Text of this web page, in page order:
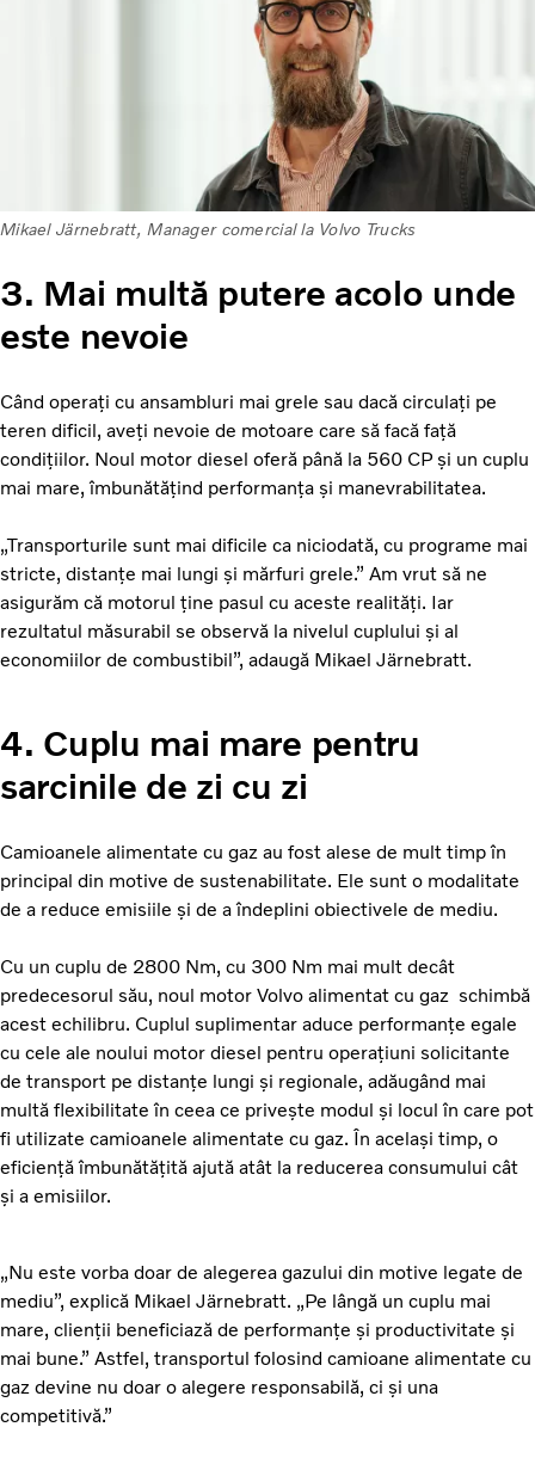
Mikael Järnebratt, Manager comercial la Volvo Trucks
3. Mai multă putere acolo unde
este nevoie
Când operați cu ansambluri mai grele sau dacă circulați pe
teren dificil, aveți nevoie de motoare care să facă față
condițiilor. Noul motor diesel oferă până la 560 CP și un cuplu
mai mare, îmbunătățind performanța și manevrabilitatea.
„Transporturile sunt mai dificile ca niciodată, cu programe mai
stricte, distanțe mai lungi și mărfuri grele.” Am vrut să ne
asigurăm că motorul ține pasul cu aceste realități. Iar
rezultatul măsurabil se observă la nivelul cuplului și al
economiilor de combustibil”, adaugă Mikael Järnebratt.
4. Cuplu mai mare pentru
sarcinile de zi cu zi
Camioanele alimentate cu gaz au fost alese de mult timp în
principal din motive de sustenabilitate. Ele sunt o modalitate
de a reduce emisiile și de a îndeplini obiectivele de mediu.
Cu un cuplu de 2800 Nm, cu 300 Nm mai mult decât
predecesorul său, noul motor Volvo alimentat cu gaz schimbă
acest echilibru. Cuplul suplimentar aduce performanțe egale
cu cele ale noului motor diesel pentru operațiuni solicitante
de transport pe distanțe lungi și regionale, adăugând mai
multă flexibilitate în ceea ce privește modul și locul în care pot
fi utilizate camioanele alimentate cu gaz. În același timp, o
eficiență îmbunătățită ajută atât la reducerea consumului cât
și a emisiilor.
„Nu este vorba doar de alegerea gazului din motive legate de
mediu”, explică Mikael Järnebratt. „Pe lângă un cuplu mai
mare, clienții beneficiază de performanțe și productivitate și
mai bune.” Astfel, transportul folosind camioane alimentate cu
gaz devine nu doar o alegere responsabilă, ci și una
competitivă.”